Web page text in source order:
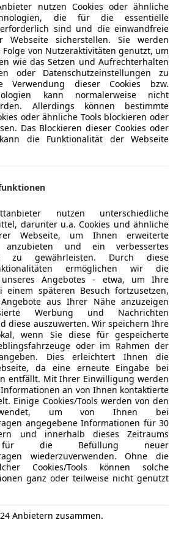
10/2019 75 500 km
ESP, Lordosenstütze,
€ 32 810
- (Erstzulassung) 0 km
€ 7 990
nutzen Cookies oder ähnliche
die für die essentielle
sind und die einwandfreie
Webseite sicherstellen. Sie werden
Folge von Nutzeraktivitäten genutzt, um
wie das Setzen und Aufrechterhalten
oder Datenschutzeinstellungen zu
Verwendung dieser Cookies bzw.
kann normalerweise nicht
Allerdings können bestimmte
oder ähnliche Tools blockieren oder
Das Blockieren dieser Cookies oder
die Funktionalität der Webseite
nutzen unterschiedliche
darunter u.a. Cookies und ähnliche
Webseite, um Ihnen erweiterte
anzubieten und ein verbessertes
zu gewährleisten. Durch diese
ermöglichen wir die
unseres Angebotes - etwa, um Ihre
einem späteren Besuch fortzusetzen,
aus Ihrer Nähe anzuzeigen
Werbung und Nachrichten
diese auszuwerten. Wir speichern Ihre
wenn Sie diese für gespeicherte
oder im Rahmen der
Dies erleichtert Ihnen die
da eine erneute Eingabe bei
entfällt. Mit Ihrer Einwilligung werden
an von Ihnen kontaktierte
Einige Cookies/Tools werden von den
um von Ihnen bei
angegebene Informationen für 30
und innerhalb dieses Zeitraums
für die Befüllung neuer
wiederzuverwenden. Ohne die
Cookies/Tools können solche
ganz oder teilweise nicht genutzt
Anbietern zusammen.